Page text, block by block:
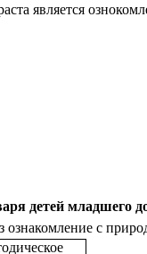
является
детей младшего
ознакомление с